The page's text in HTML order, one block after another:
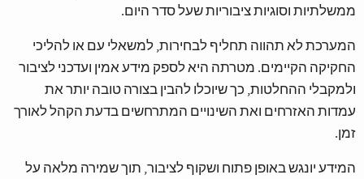
ממשלתיות וסוגיות ציבוריות שעל סדר היום.
המערכת לא תהווה תחליף לבחירות, למשאלי עם או להליכי
החקיקה הקיימים. מטרתה היא לספק מידע אמין ועדכני לציבור
ולמקבלי ההחלטות, כך שיוכלו להבין בצורה טובה יותר את
עמדות האזרחים ואת השינויים המתרחשים בדעת הקהל לאורך
זמן.
המידע יונגש באופן פתוח ושקוף לציבור, תוך שמירה מלאה על